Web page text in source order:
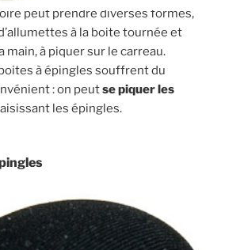
peut prendre diverses formes,
à la boite tournée et
main, à piquer sur le carreau.
à épingles souffrent du
: on peutsepiquer les
les épingles.